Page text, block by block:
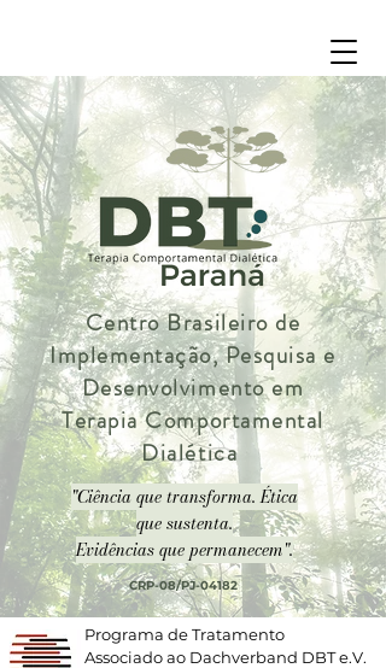
Centro Brasileiro de
Implementação, Pesquisa e
Desenvolvimento em
Terapia Comportamental
Dialética
"Ciência que transforma. Ética
que sustenta.
Evidências que permanecem".
CRP-08/PJ-04182
Programa de Tratamento
Associado ao Dachverband DBT e.V.